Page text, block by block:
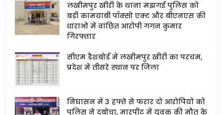
लखीमपुर खीरी के थाना मझगई पुलिस को
बड़ी कामयाबी पॉक्सो एक्ट और बीएनएस की
धाराओं में वांछित आरोपी गगन कुमार
गिरफ्तार
सीएम डैशबोर्ड में लखीमपुर खीरी का परचम,
प्रदेश में तीसरे स्थान पर जिला
निघासन में 3 हफ्ते से फरार दो आरोपियों को
पुलिस ने दबोचा, मारपीट में युवक की मौत के